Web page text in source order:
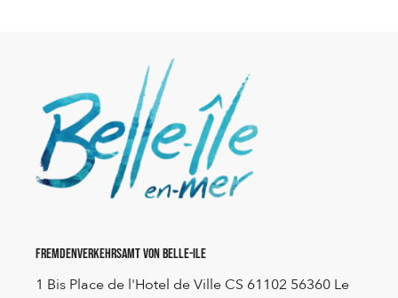
Fremdenverkehrsamt von Belle-Ile
1 Bis Place de l'Hotel de Ville CS 61102 56360 Le